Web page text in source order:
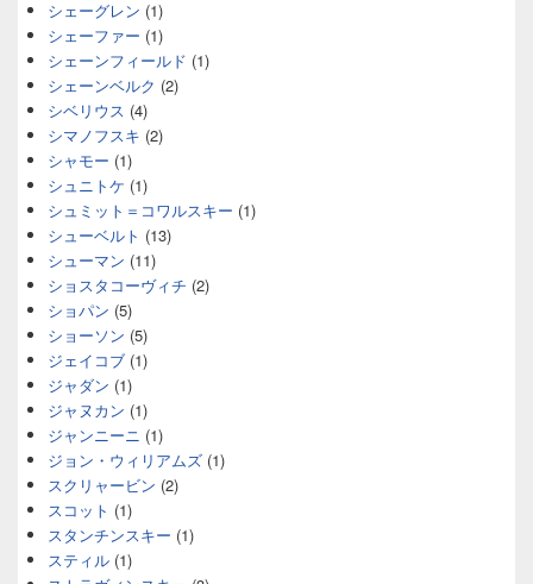
シェーグレン (1)
シェーファー (1)
シェーンフィールド (1)
シェーンベルク (2)
シベリウス (4)
シマノフスキ (2)
シャモー (1)
シュニトケ (1)
シュミット＝コワルスキー (1)
シューベルト (13)
シューマン (11)
ショスタコーヴィチ (2)
ショパン (5)
ショーソン (5)
ジェイコブ (1)
ジャダン (1)
ジャヌカン (1)
ジャンニーニ (1)
ジョン・ウィリアムズ (1)
スクリャービン (2)
スコット (1)
スタンチンスキー (1)
スティル (1)